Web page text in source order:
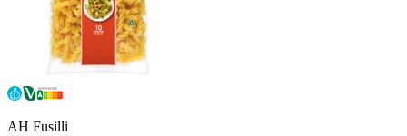
AH Fusilli